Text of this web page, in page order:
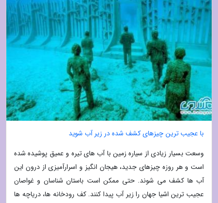
با عجیب ترین چیزهای کشف شده در زیر آب شوید
وسعت بسیار زیادی از سیاره زمین با آب های تیره و عمیق پوشیده شده
است و هر روزه چیزهای جدید، هیجان انگیز و اسرارآمیزی از درون این
آب ها کشف می شوند. حتی ممکن است باستان شناسان و غواصان
عجیب ترین اشیا جهان را زیر آب پیدا کنند. کف رودخانه ها، دریاچه ها